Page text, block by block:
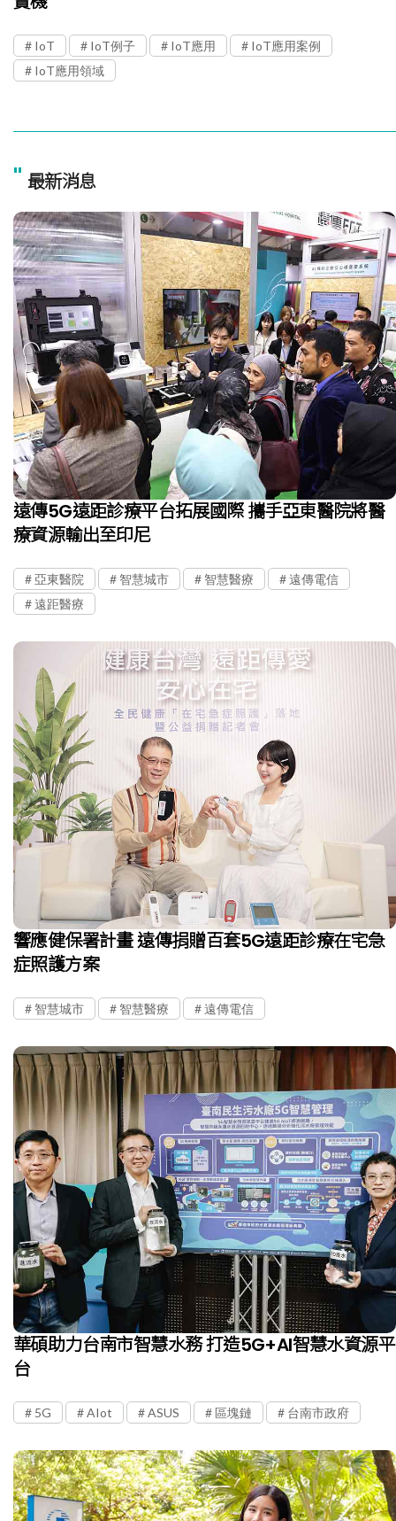
IoT IoT例子 IoT應用
IoT應用案例
IoT應用領域
" 最新消息
遠傳5G遠距診療平台拓展國際 攜手亞東醫院將醫
療資源輸出至印尼
亞東醫院 智慧城市 智慧醫療
遠傳電信
遠距醫療
響應健保署計畫 遠傳捐贈百套5G遠距診療在宅急
症照護方案
智慧城市 智慧醫療 遠傳電信
華碩助力台南市智慧水務 打造5G+AI智慧水資源平
台
5G AIot ASUS 區塊鏈 台南市政府